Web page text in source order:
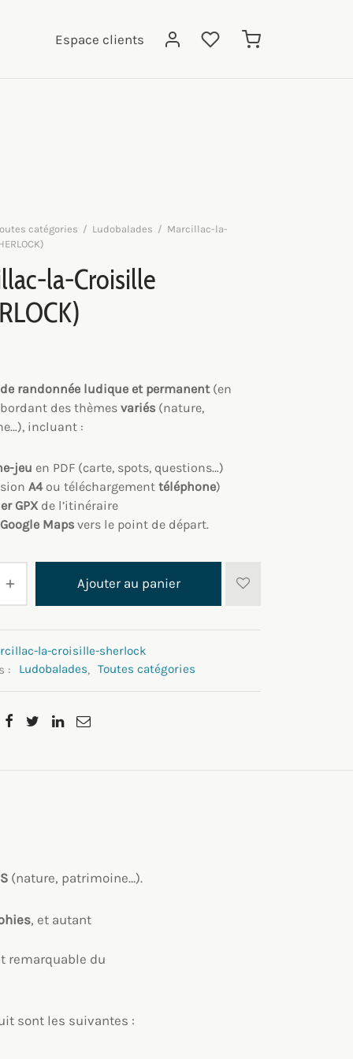
Espace clients
catégories / Ludobalades / Marcillac-la-
la-Croisille
randonnée ludique et permanent(en
des thèmes variés (nature,
incluant :
jeu en PDF (carte, spots, questions…)
A4ou téléchargement téléphone)
GPXde l’itinéraire
Maps vers le point de départ.
Ajouter au panier
la-croisille-sherlock
:
Ludobalades, Toutes catégories
(nature, patrimoine…).
, et autant
remarquable du
sont les suivantes :